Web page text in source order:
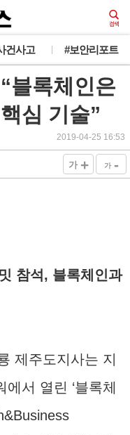
건사고 #보안리포트
블록체인은
심 기술”
2019-04-25 16:53
가 + 가 -
참석, 블록체인과
제주도지사는 지
서 열린 ‘블록체